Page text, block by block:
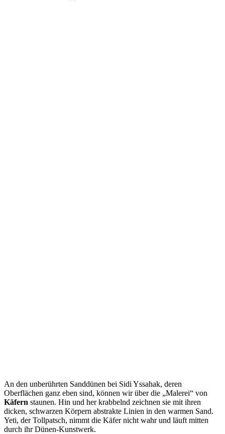
An den unberührten Sanddünen bei Sidi Yssahak, deren
Oberflächen ganz eben sind, können wir über die „Malerei“ von
Käfern staunen. Hin und her krabbelnd zeichnen sie mit ihren
dicken, schwarzen Körpern abstrakte Linien in den warmen Sand.
Yeti, der Tollpatsch, nimmt die Käfer nicht wahr und läuft mitten
durch ihr Dünen-Kunstwerk.